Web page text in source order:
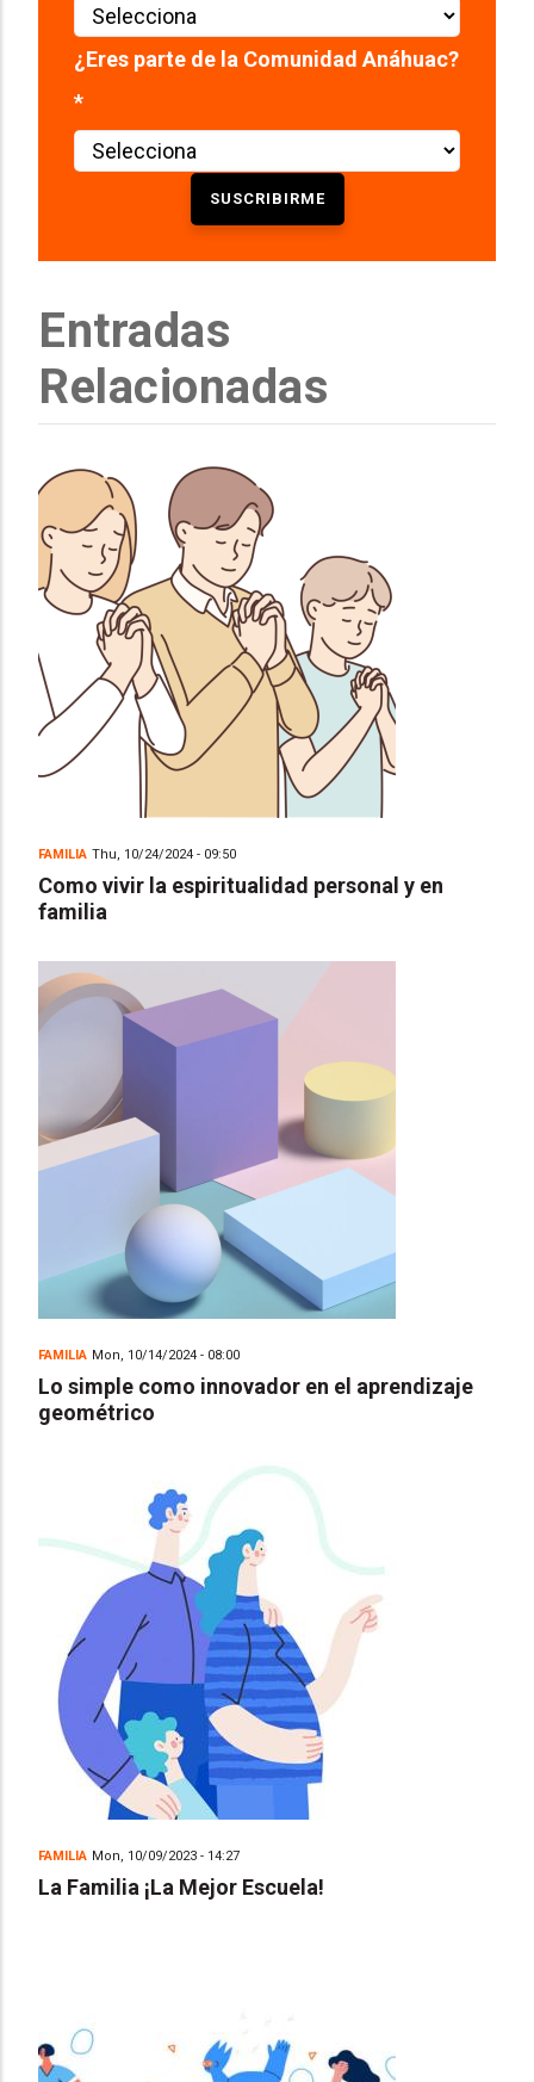
¿Eres parte de la Comunidad Anáhuac?
*
Entradas
Relacionadas
FAMILIA Thu, 10/24/2024 - 09:50
Como vivir la espiritualidad personal y en
familia
FAMILIA Mon, 10/14/2024 - 08:00
Lo simple como innovador en el aprendizaje
geométrico
FAMILIA Mon, 10/09/2023 - 14:27
La Familia ¡La Mejor Escuela!